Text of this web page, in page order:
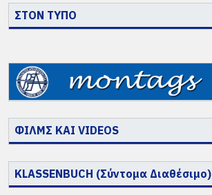
ΣΤΟΝ ΤΥΠΟ
ΦΙΛΜΣ ΚΑΙ VIDEOS
KLASSENBUCH (Σύντομα Διαθέσιμο)